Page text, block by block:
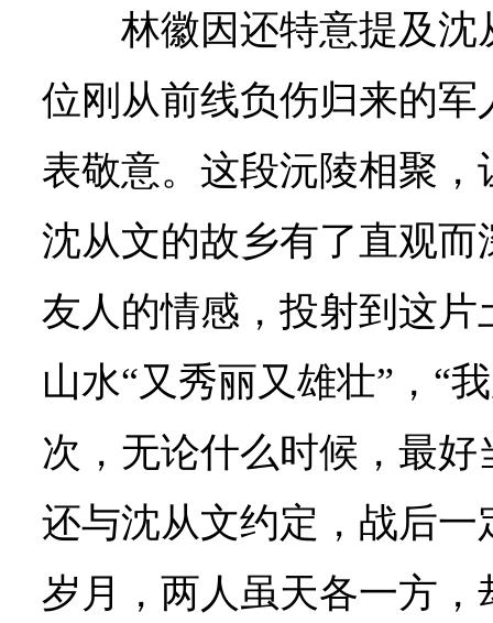
林徽因还特意提及
位刚从前线负伤归来的
表敬意。这段沅陵相聚
沈从文的故乡有了直观
友人的情感，投射到这
山水“又秀丽又雄壮”，“
次，无论什么时候，最好
还与沈从文约定，战后
岁月，两人虽天各一方